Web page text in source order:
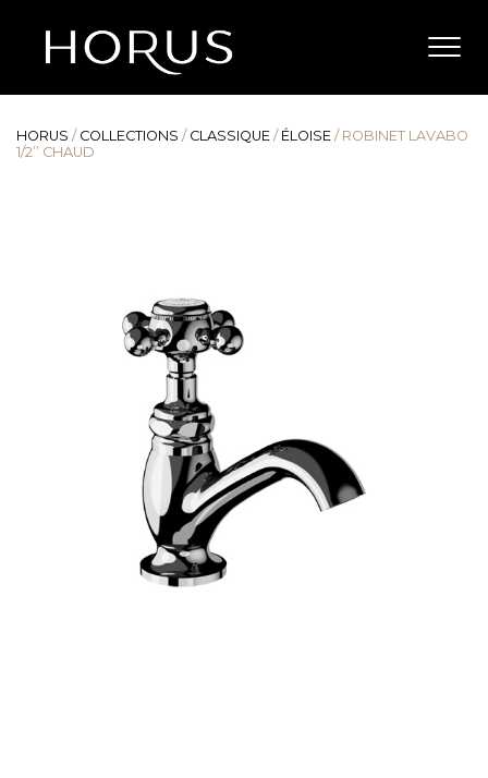
HORUS / COLLECTIONS / CLASSIQUE / ÉLOISE / ROBINET LAVABO
1/2’’ CHAUD